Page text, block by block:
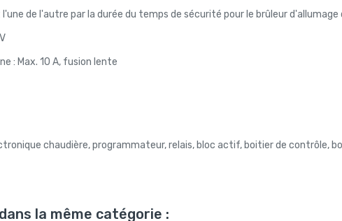
de l'autre par la durée du temps de sécurité pour le brûleur d'allumage
: Max. 10 A, fusion lente
chaudière, programmateur, relais, bloc actif, boitier de contrôle,
la même catégorie :